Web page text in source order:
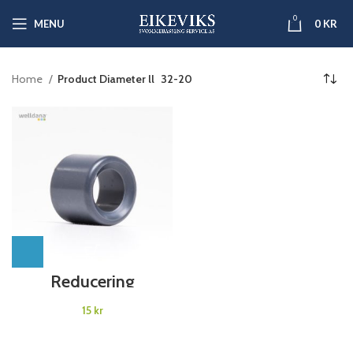
MENU 0 0 KR
Home Product Diameter ll 32-20
Reducering
kr